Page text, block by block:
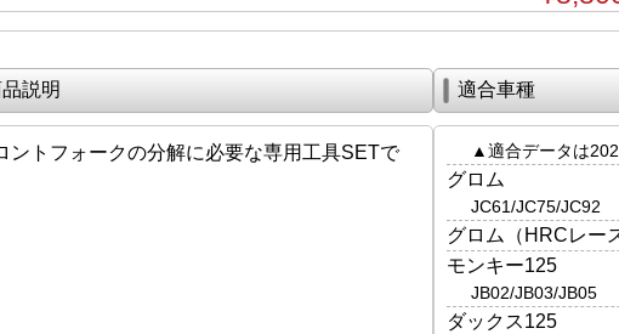
説明
ントフォークの分解に必要な専用工具SETで
適合車種
▲適合データは
グロム
JC61/JC75/JC92
グロム（HRCレー
モンキー125
JB02/JB03/JB05
ダックス125